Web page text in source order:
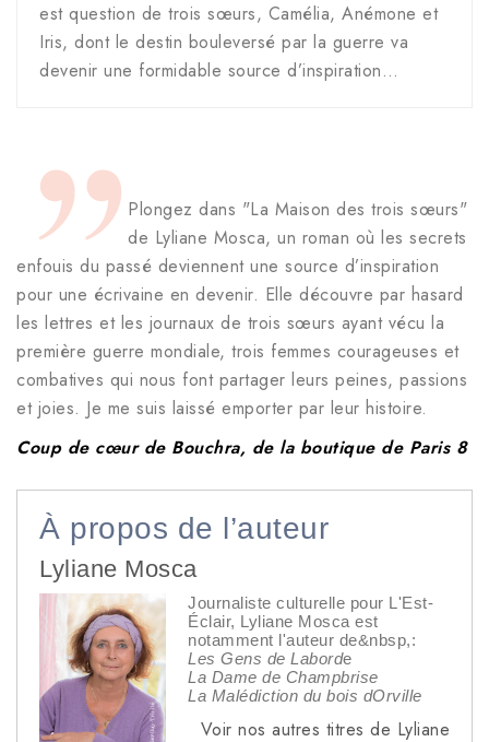
est question de trois sœurs, Camélia, Anémone et
Iris, dont le destin bouleversé par la guerre va
devenir une formidable source d’inspiration…
Plongez dans "La Maison des trois sœurs"
de Lyliane Mosca, un roman où les secrets
enfouis du passé deviennent une source d’inspiration
pour une écrivaine en devenir. Elle découvre par hasard
les lettres et les journaux de trois sœurs ayant vécu la
première guerre mondiale, trois femmes courageuses et
combatives qui nous font partager leurs peines, passions
et joies. Je me suis laissé emporter par leur histoire.
Coup de cœur de Bouchra, de la boutique de Paris 8
À propos de l’auteur
Lyliane Mosca
Journaliste culturelle pour L'Est-
Éclair, Lyliane Mosca est
notamment l'auteur de&nbsp,:
Les Gens de Laborde
La Dame de Champbrise
La Malédiction du bois dOrville
Voir nos autres titres de Lyliane